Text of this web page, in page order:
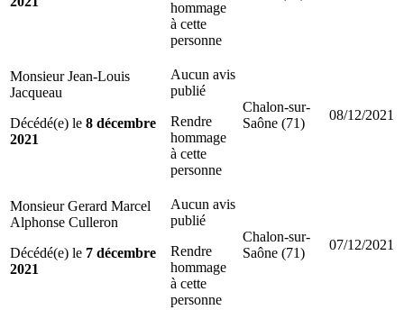
hommage
à cette
personne
Monsieur Jean-Louis
Jacqueau
Décédé(e) le 8 décembre
2021
Aucun avis
publié
Rendre
hommage
à cette
personne
Chalon-sur-
Saône (71)
08/12/2021
Monsieur Gerard Marcel
Alphonse Culleron
Décédé(e) le 7 décembre
2021
Aucun avis
publié
Rendre
hommage
à cette
personne
Chalon-sur-
Saône (71)
07/12/2021